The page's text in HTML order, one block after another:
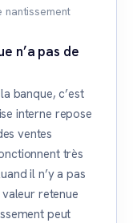
nantissement
n’a pas de
banque, c’est
interne repose
ventes
très
il n’y a pas
retenue
peut